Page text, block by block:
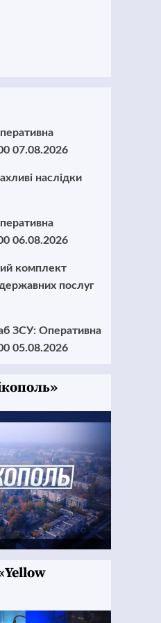
07.08.2026
наслідки
06.08.2026
комплект
послуг
ЗСУ: Оперативна
05.08.2026